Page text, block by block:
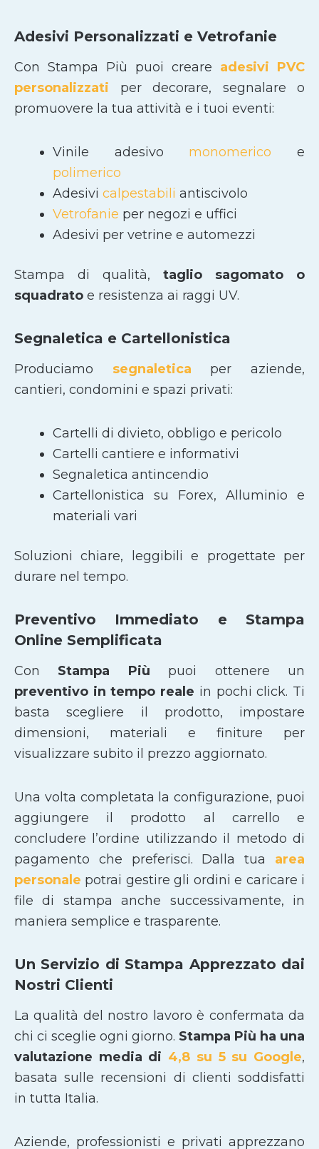
Adesivi Personalizzati e Vetrofanie
Con Stampa Più puoi creare adesivi PVC
personalizzati per decorare, segnalare o
promuovere la tua attività e i tuoi eventi:
Vinile adesivo monomerico e
polimerico
Adesivi calpestabili antiscivolo
Vetrofanie per negozi e uffici
Adesivi per vetrine e automezzi
Stampa di qualità, taglio sagomato
o
squadrato e resistenza ai raggi UV.
Segnaletica e Cartellonistica
Produciamo segnaletica per aziende,
cantieri, condomini e spazi privati:
Cartelli di divieto, obbligo e pericolo
Cartelli cantiere e informativi
Segnaletica antincendio
Cartellonistica su Forex, Alluminio e
materiali vari
Soluzioni chiare, leggibili e progettate per
durare nel tempo.
Preventivo Immediato e Stampa
Online Semplificata
Con Stampa Più puoi ottenere un
preventivo in tempo reale in pochi click. Ti
basta scegliere il prodotto, impostare
dimensioni, materiali e finiture per
visualizzare subito il prezzo aggiornato.
Una volta completata la configurazione, puoi
aggiungere il prodotto al carrello e
concludere l’ordine utilizzando il metodo di
pagamento che preferisci. Dalla tua area
personale potrai gestire gli ordini e caricare i
file di stampa anche successivamente, in
maniera semplice e trasparente.
Un Servizio di Stampa Apprezzato dai
Nostri Clienti
La qualità del nostro lavoro è confermata da
chi ci sceglie ogni giorno. Stampa Più ha una
valutazione media di 4,8 su 5 su Google,
basata sulle recensioni di clienti soddisfatti
in tutta Italia.
Aziende, professionisti e privati apprezzano